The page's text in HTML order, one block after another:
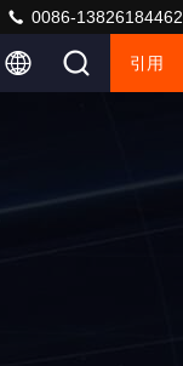
0086-13826184462
引用